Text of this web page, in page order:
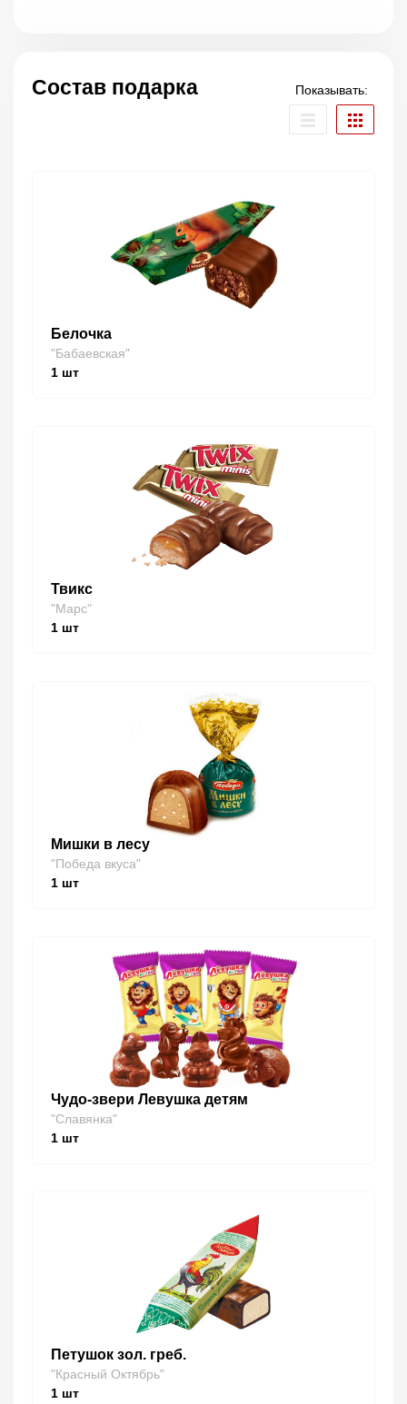
Состав подарка Показывать:
Белочка
"Бабаевская"
1 шт
Твикс
"Марс"
1 шт
Мишки в лесу
"Победа вкуса"
1 шт
Чудо-звери Левушка детям
"Славянка"
1 шт
Петушок зол. греб.
"Красный Октябрь"
1 шт